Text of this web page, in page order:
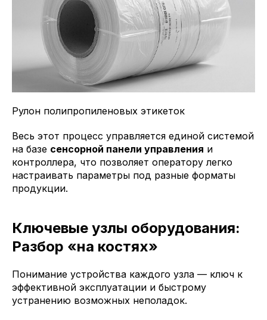
Рулон полипропиленовых этикеток
Весь этот процесс управляется единой системой
на базе сенсорной панели управления и
контроллера, что позволяет оператору легко
настраивать параметры под разные форматы
продукции.
Ключевые узлы оборудования:
Разбор «на костях»
Понимание устройства каждого узла — ключ к
эффективной эксплуатации и быстрому
устранению возможных неполадок.